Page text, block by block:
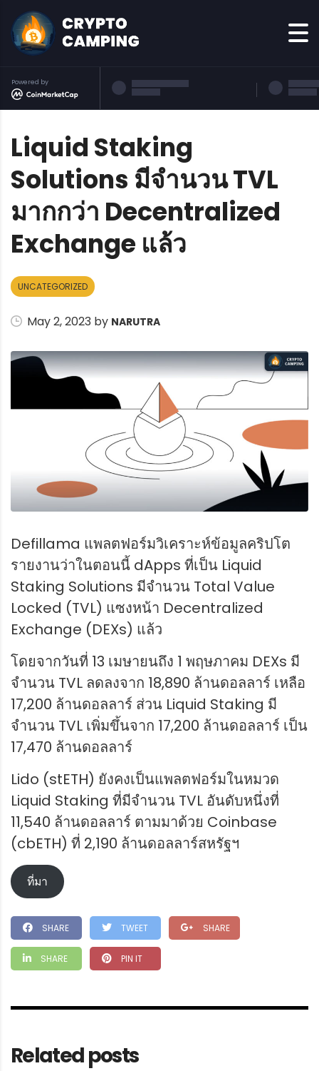
Powered by
Liquid Staking
Solutions มีจำนวน TVL
มากกว่า Decentralized
Exchange แล้ว
UNCATEGORIZED
May 2, 2023 by NARUTRA
Defillama แพลตฟอร์มวิเคราะห์ข้อมูลคริปโต
รายงานว่าในตอนนี้ dApps ที่เป็น Liquid
Staking Solutions มีจำนวน Total Value
Locked (TVL) แซงหน้า Decentralized
Exchange (DEXs) แล้ว
โดยจากวันที่ 13 เมษายนถึง 1 พฤษภาคม DEXs มี
จำนวน TVL ลดลงจาก 18,890 ล้านดอลลาร์ เหลือ
17,200 ล้านดอลลาร์ ส่วน Liquid Staking มี
จำนวน TVL เพิ่มขึ้นจาก 17,200 ล้านดอลลาร์ เป็น
17,470 ล้านดอลลาร์
Lido (stETH) ยังคงเป็นแพลตฟอร์มในหมวด
Liquid Staking ที่มีจำนวน TVL อันดับหนึ่งที่
11,540 ล้านดอลลาร์ ตามมาด้วย Coinbase
(cbETH) ที่ 2,190 ล้านดอลลาร์สหรัฐฯ
ที่มา
SHARE TWEET SHARE
SHARE PIN IT
Related posts